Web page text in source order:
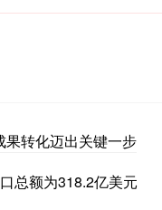
果转化迈出关键一步
总额为318.2亿美元